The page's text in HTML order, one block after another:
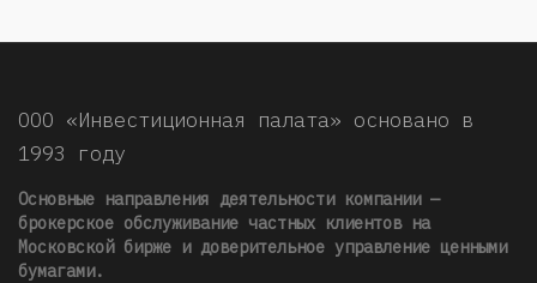
ООО «Инвестиционная палата» основано в
1993 году
Основные направления деятельности компании —
брокерское обслуживание частных клиентов на
Московской бирже и доверительное управление ценными
бумагами.